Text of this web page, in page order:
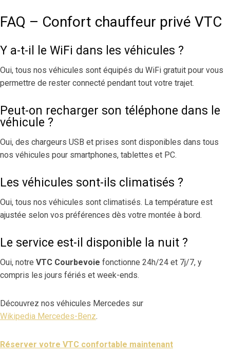
FAQ – Confort chauffeur privé VTC
Y a-t-il le WiFi dans les véhicules ?
Oui, tous nos véhicules sont équipés du WiFi gratuit pour vous
permettre de rester connecté pendant tout votre trajet.
Peut-on recharger son téléphone dans le
véhicule ?
Oui, des chargeurs USB et prises sont disponibles dans tous
nos véhicules pour smartphones, tablettes et PC.
Les véhicules sont-ils climatisés ?
Oui, tous nos véhicules sont climatisés. La température est
ajustée selon vos préférences dès votre montée à bord.
Le service est-il disponible la nuit ?
Oui, notre VTC Courbevoie fonctionne 24h/24 et 7j/7, y
compris les jours fériés et week-ends.
Découvrez nos véhicules Mercedes sur
Wikipedia Mercedes-Benz.
Réserver votre VTC confortable maintenant